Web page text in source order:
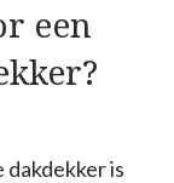
een
is